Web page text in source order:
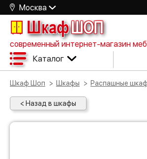
Москва
ШкафШОП
современный интернет-магазин
Каталог
Шкаф Шоп Шкафы Распашные
< Назад в шкафы